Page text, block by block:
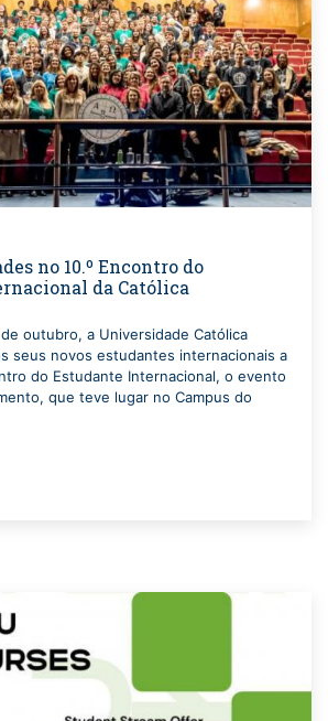
no 10.º Encontro do
da Católica
outubro, a Universidade Católica
seus novos estudantes internacionais a
do Estudante Internacional, o evento
que teve lugar no Campus do